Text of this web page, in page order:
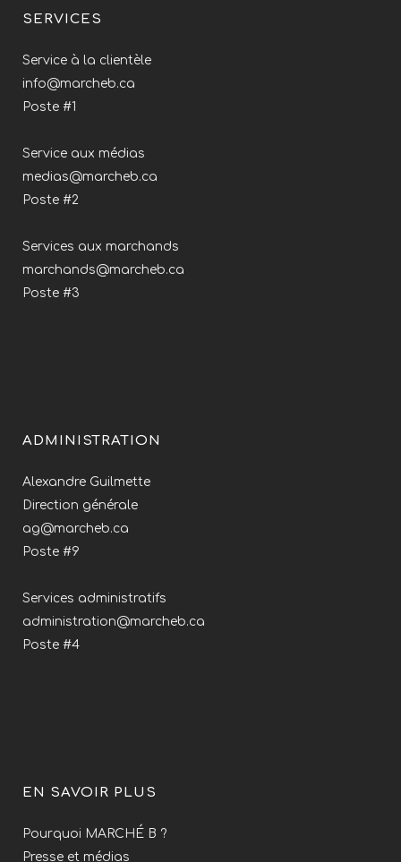
SERVICES
Service à la clientèle
info@marcheb.ca
Poste #1
Service aux médias
medias@marcheb.ca
Poste #2
Services aux marchands
marchands@marcheb.ca
Poste #3
ADMINISTRATION
Alexandre Guilmette
Direction générale
ag@marcheb.ca
Poste #9
Services administratifs
administration@marcheb.ca
Poste #4
EN SAVOIR PLUS
Pourquoi MARCHÉ B ?
Presse et médias